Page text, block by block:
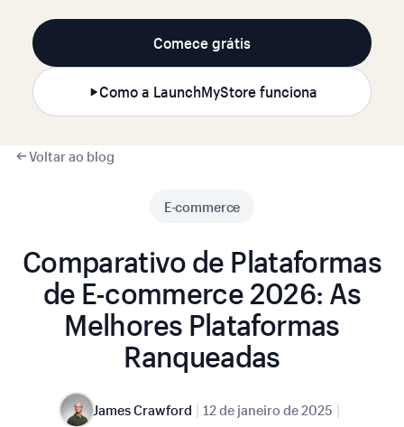
Comece grátis
Como a LaunchMyStore funciona
Voltar ao blog
E-commerce
Comparativo de Plataformas
de E-commerce 2026: As
Melhores Plataformas
Ranqueadas
James Crawford | 12 de janeiro de 2025 |